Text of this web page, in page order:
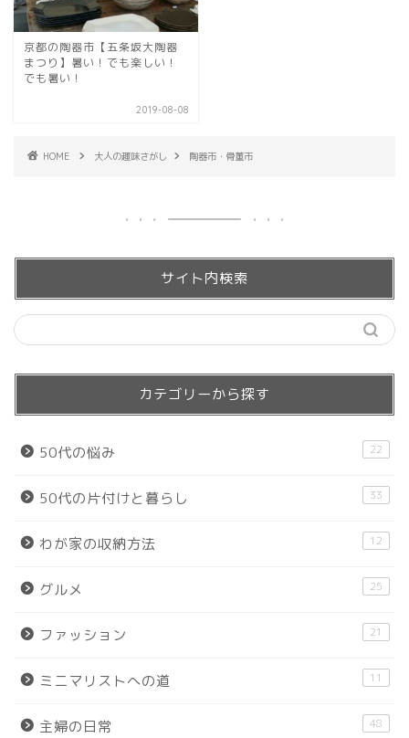
京都の陶器市【五条坂大陶器
まつり】暑い！でも楽しい！
でも暑い！
2019-08-08
HOME 大人の趣味さがし 陶器市・骨董市
サイト内検索
カテゴリーから探す
50代の悩み 22
50代の片付けと暮らし 33
わが家の収納方法 12
グルメ 25
ファッション 21
ミニマリストへの道 11
主婦の日常 48